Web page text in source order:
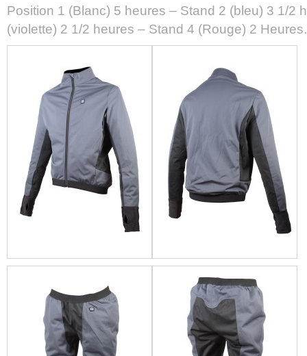
Position 1 (Blanc) 5 heures – Stand 2 (bleu) 3 1/2
(violette) 2 1/2 heures – Stand 4 (Rouge) 2 Heures.